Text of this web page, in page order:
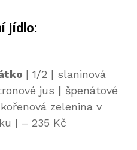
jídlo:
| 1/2 | slaninová
jus | špenátové
zelenina v
| – 235 Kč